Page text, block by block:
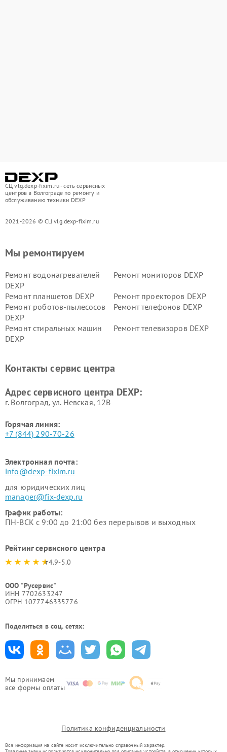
СЦ vlg.dexp-fixim.ru - сеть сервисных
центров в Волгограде по ремонту и
обслуживанию техники DEXP
2021-2026 © СЦ vlg.dexp-fixim.ru
Мы принимаем
все формы оплаты
Мы ремонтируем
Ремонт водонагревателей
DEXP
Ремонт мониторов DEXP
Ремонт планшетов DEXP
Ремонт проекторов DEXP
Ремонт роботов-пылесосов
DEXP
Ремонт телефонов DEXP
Ремонт стиральных машин
DEXP
Ремонт телевизоров DEXP
Ремонт серверов DEXP
Ремонт мини пк DEXP
Контакты сервис центра
Адрес сервисного центра DEXP:
г. Волгоград, ул. Невская, 12В
Горячая линия:
+7 (844) 290-70-26
Электронная почта:
info@dexp-fixim.ru
для юридических лиц
manager@fix-dexp.ru
График работы:
ПН-ВСК с 9:00 до 21:00 без перерывов и выходных
Рейтинг сервисного центра
4.9-5.0
ООО "Русервис"
ИНН 7702633247
ОГРН 1077746335776
Поделиться в соц. сетях:
Политика конфиденциальности
Вся информация на сайте носит исключительно справочный характер.